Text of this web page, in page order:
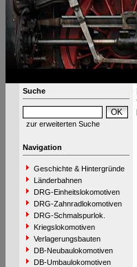
Suche
zur erweiterten Suche
Navigation
Geschichte & Hintergründe
Länderbahnen
DRG-Einheitslokomotiven
DRG-Zahnradlokomotiven
DRG-Schmalspurlok.
Kriegslokomotiven
Verlagerungsbauten
DB-Neubaulokomotiven
DB-Umbaulokomotiven